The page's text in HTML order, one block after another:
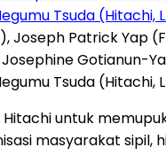
Patrick Yap
Tsuda (Hitachi,
Hitachi untuk
masyarakat sipil,